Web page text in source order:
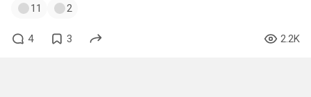
11 2
4 3 2.2K